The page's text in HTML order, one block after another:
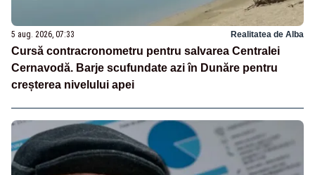
5 aug. 2026, 07:33 Realitatea de Alba
Cursă contracronometru pentru salvarea Centralei
Cernavodă. Barje scufundate azi în Dunăre pentru
creșterea nivelului apei